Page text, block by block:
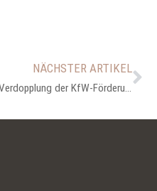
NÄCHSTER ARTIKEL
Verdopplung der KfW-Förderung für altersgerechtes Wohnen ab 2024